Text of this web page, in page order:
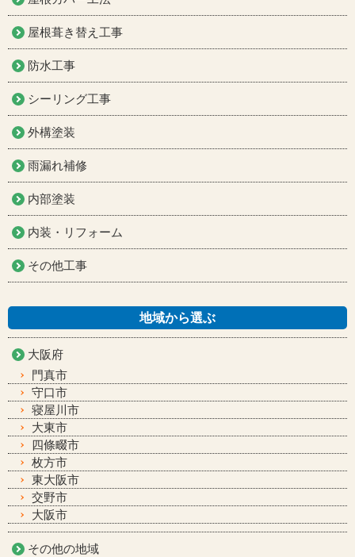
屋根葺き替え工事
防水工事
シーリング工事
外構塗装
雨漏れ補修
内部塗装
内装・リフォーム
その他工事
地域から選ぶ
大阪府
門真市
守口市
寝屋川市
大東市
四條畷市
枚方市
東大阪市
交野市
大阪市
その他の地域